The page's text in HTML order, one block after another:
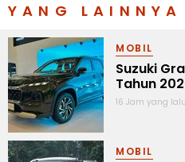
YANG LAINNYA
MOBIL
Suzuki
Tahun
16 Jam yang lalu
MOBIL